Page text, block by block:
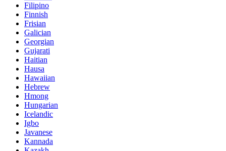
Filipino
Finnish
Frisian
Galician
Georgian
Gujarati
Haitian
Hausa
Hawaiian
Hebrew
Hmong
Hungarian
Icelandic
Igbo
Javanese
Kannada